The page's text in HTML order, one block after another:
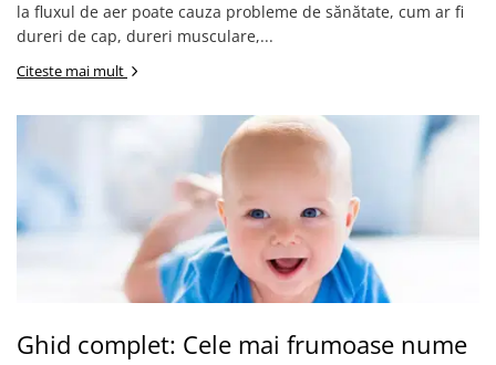
Siguranta animale companie
Carduri Cadou
Propuneri Cadou
Produse Sub 50 Lei
Resigilate
la fluxul de aer poate cauza probleme de sănătate, cum ar fi
dureri de cap, dureri musculare,...
Citeste mai mult
Ghid complet: Cele mai frumoase nume